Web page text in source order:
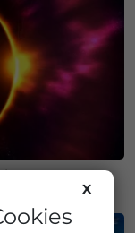
y Las
agosto
X